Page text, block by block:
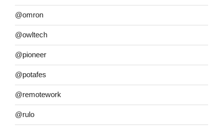
@omron
@owltech
@pioneer
@potafes
@remotework
@rulo